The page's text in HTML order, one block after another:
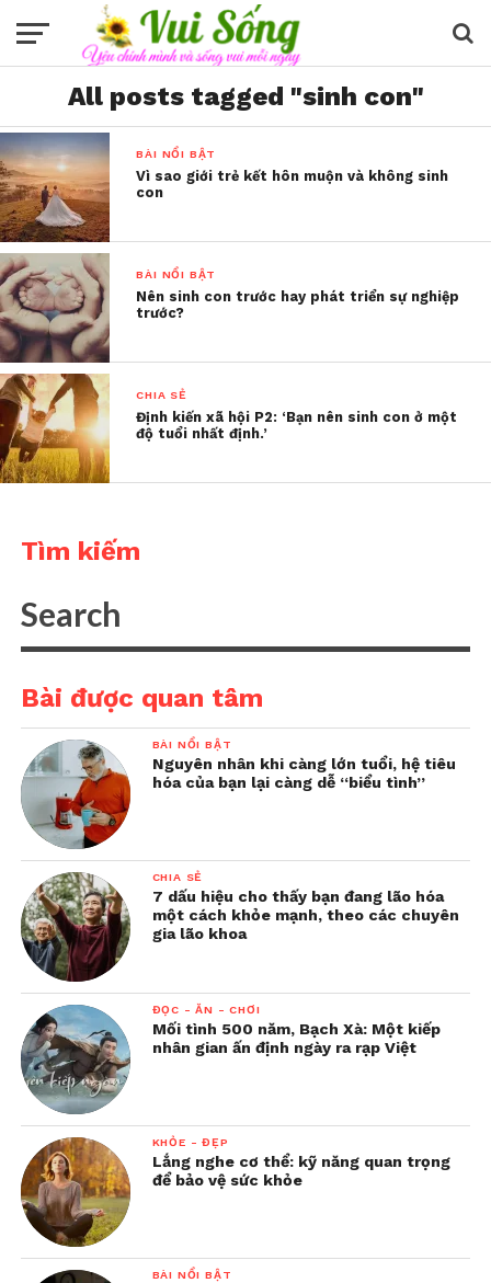
All posts tagged "sinh con"
BÀI NỔI BẬT
Vì sao giới trẻ kết hôn muộn và không sinh
con
BÀI NỔI BẬT
Nên sinh con trước hay phát triển sự nghiệp
trước?
CHIA SẺ
Định kiến xã hội P2: ‘Bạn nên sinh con ở một
độ tuổi nhất định.’
Tìm kiếm
Bài được quan tâm
BÀI NỔI BẬT
Nguyên nhân khi càng lớn tuổi, hệ tiêu
hóa của bạn lại càng dễ “biểu tình”
CHIA SẺ
7 dấu hiệu cho thấy bạn đang lão hóa
một cách khỏe mạnh, theo các chuyên
gia lão khoa
ĐỌC - ĂN - CHƠI
Mối tình 500 năm, Bạch Xà: Một kiếp
nhân gian ấn định ngày ra rạp Việt
KHỎE - ĐẸP
Lắng nghe cơ thể: kỹ năng quan trọng
để bảo vệ sức khỏe
BÀI NỔI BẬT